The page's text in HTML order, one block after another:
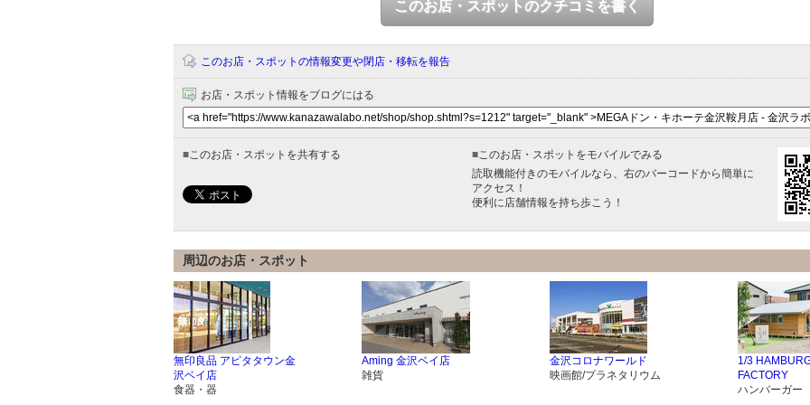
このお店・スポットのクチコミを書く
このお店・スポットの情報変更や閉店・移転を報告
お店・スポット情報をブログにはる
■このお店・スポットを共有する ■このお店・スポットをモバイルでみる
読取機能付きのモバイルなら、右のバーコードから簡単に
アクセス！
便利に店舗情報を持ち歩こう！
周辺のお店・スポット
無印良品 アピタタウン金
沢ベイ店
食器・器
Aming 金沢ベイ店
雑貨
金沢コロナワールド
映画館/プラネタリウム
1/3
FACTORY
ハンバーガー